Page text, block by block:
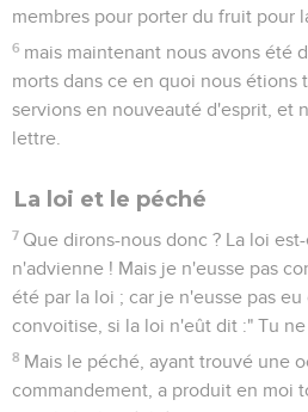
membres pour porter du fruit pour
6 mais maintenant nous avons été
morts dans ce en quoi nous étions
servions en nouveauté d'esprit, et
lettre.
La loi et le péché
7 Que dirons-nous donc ? La loi
n'advienne ! Mais je n'eusse pas
été par la loi ; car je n'eusse pas
convoitise, si la loi n'eût dit :" Tu
8 Mais le péché, ayant trouvé une
commandement, a produit en moi